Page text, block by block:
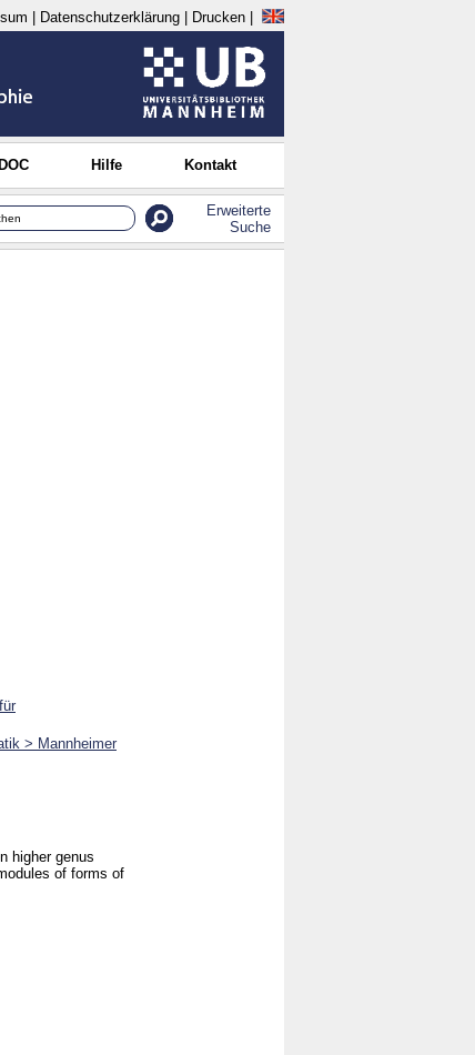
Datenschutzerklärung Drucken
Hilfe Kontakt
Erweiterte
Suche
> Mannheimer
higher genus
of forms of